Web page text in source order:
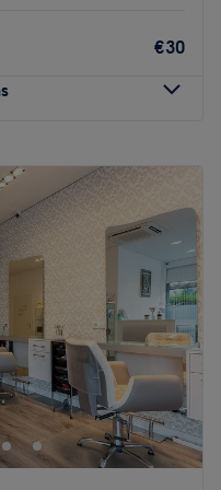
€30
10:00– 19:00
10:00
–19:00
18:00
Gesloten
hangt een warme
en persoonlijke
voelen zich welkom en
en een fijne